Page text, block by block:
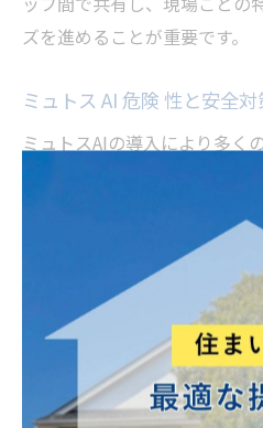
ズを進めることが重要です。
ミュトス AI 危険 性と安全
ミュトスAIの導入により多く
バー攻撃、データ連携エラー
らのリスクを最小限に抑え
キュリティ対策が実施されて
実際の現場では、AIミュト
サイバー脆弱性評価を行い
を講じています。また、運